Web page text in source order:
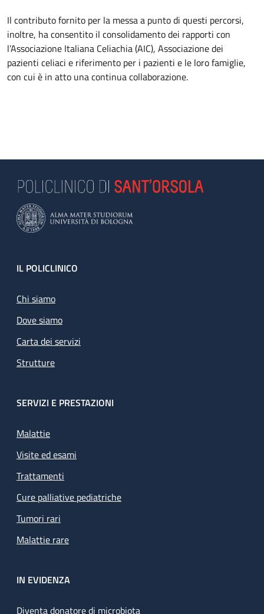
Il contributo fornito per la messa a punto di questi percorsi,
inoltre, ha consentito il consolidamento dei rapporti con
l’Associazione Italiana Celiachia (AIC), Associazione dei
pazienti celiaci e riferimento per i pazienti e le loro famiglie,
con cui è in atto una continua collaborazione.
Footer
IL POLICLINICO
Chi siamo
Dove siamo
Carta dei servizi
Strutture
SERVIZI E PRESTAZIONI
Malattie
Visite ed esami
Trattamenti
Cure palliative pediatriche
Tumori rari
Malattie rare
IN EVIDENZA
Diventa donatore di microbiota